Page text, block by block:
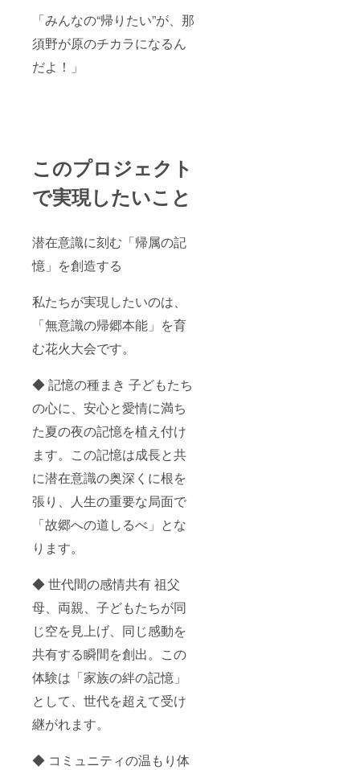
「みんなの“帰りたい”が、那
須野が原のチカラになるん
だよ！」
このプロジェクト
で実現したいこと
潜在意識に刻む「帰属の記
憶」を創造する
私たちが実現したいのは、
「無意識の帰郷本能」を育
む花火大会です。
◆ 記憶の種まき 子どもたち
の心に、安心と愛情に満ち
た夏の夜の記憶を植え付け
ます。この記憶は成長と共
に潜在意識の奥深くに根を
張り、人生の重要な局面で
「故郷への道しるべ」とな
ります。
◆ 世代間の感情共有 祖父
母、両親、子どもたちが同
じ空を見上げ、同じ感動を
共有する瞬間を創出。この
体験は「家族の絆の記憶」
として、世代を超えて受け
継がれます。
◆ コミュニティの温もり体